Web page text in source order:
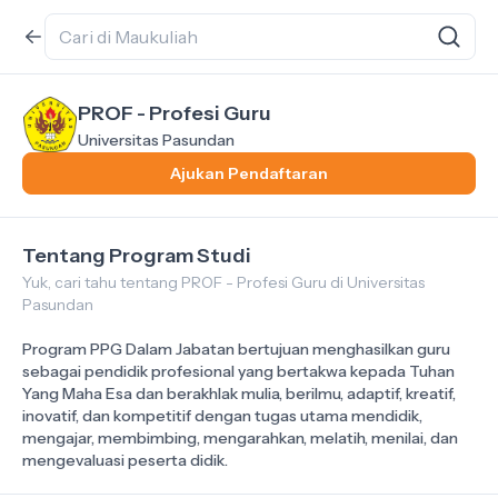
PROF - Profesi Guru
Universitas Pasundan
Ajukan Pendaftaran
Tentang Program Studi
Yuk, cari tahu tentang PROF - Profesi Guru di Universitas
Pasundan
Program PPG Dalam Jabatan bertujuan menghasilkan guru
sebagai pendidik profesional yang bertakwa kepada Tuhan
Yang Maha Esa dan berakhlak mulia, berilmu, adaptif, kreatif,
inovatif, dan kompetitif dengan tugas utama mendidik,
mengajar, membimbing, mengarahkan, melatih, menilai, dan